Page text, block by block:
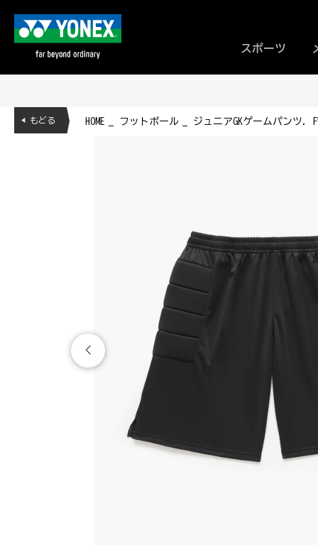
スポーツ
HOME フットボール ジュニアGKゲームパンツ.
◀ もどる